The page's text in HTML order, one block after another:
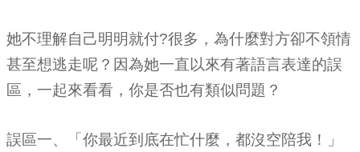
她不理解自己明明就付?很多，為什麼對方卻不領情
甚至想逃走呢？因為她一直以來有著語言表達的誤
區，一起來看看，你是否也有類似問題？
誤區一、「你最近到底在忙什麼，都沒空陪我！」